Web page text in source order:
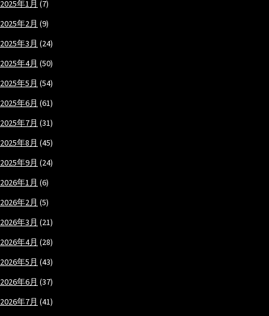
2025年1月 (7)
2025年2月 (9)
2025年3月 (24)
2025年4月 (50)
2025年5月 (54)
2025年6月 (61)
2025年7月 (31)
2025年8月 (45)
2025年9月 (24)
2026年1月 (6)
2026年2月 (5)
2026年3月 (21)
2026年4月 (28)
2026年5月 (43)
2026年6月 (37)
2026年7月 (41)